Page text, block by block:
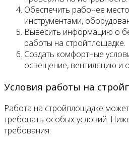
Обеспечить рабочее
инструментами,
Вывесить информацию о
работы на стройплощадке.
Создать комфортные
освещение, вентиляцию и
Условия работы на
Работа на стройплощадке
требовать особых условий.
требования: